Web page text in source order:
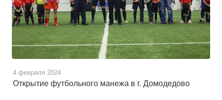
Открытие футбольного манежа в г. Домодедово
4 февраля 2024